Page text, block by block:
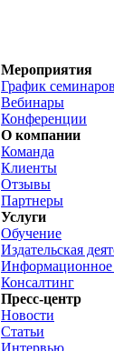
Мероприятия
График семинаров
Вебинары
Конференции
О компании
Команда
Клиенты
Отзывы
Партнеры
Услуги
Обучение
Издательская
Информационное
Консалтинг
Пресс-центр
Новости
Статьи
Интервью